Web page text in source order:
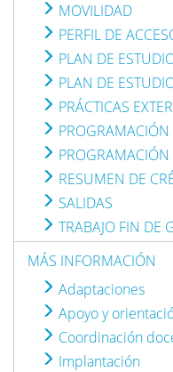
MOVILIDAD
PERFIL DE
PLAN DE
PLAN DE
PRÁCTICAS
RESUMEN DE
SALIDAS
TRABAJO FIN DE
MÁS INFORMACIÓN
Adaptaciones
Apoyo y
Coordinación
Implantación